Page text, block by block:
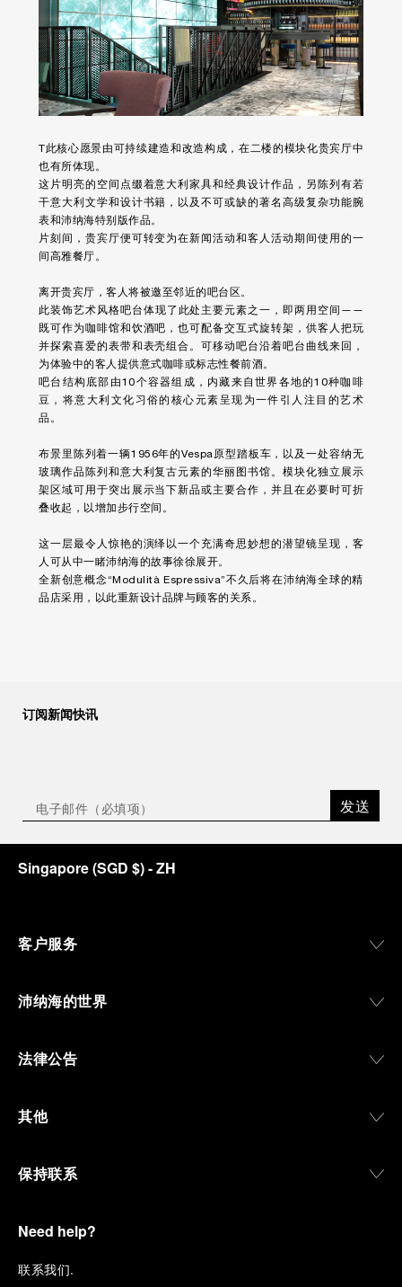
T此核心愿景由可持续建造和改造构成，在二楼的模块化贵宾厅中
也有所体现。
这片明亮的空间点缀着意大利家具和经典设计作品，另陈列有若
干意大利文学和设计书籍，以及不可或缺的著名高级复杂功能腕
表和沛纳海特别版作品。
片刻间，贵宾厅便可转变为在新闻活动和客人活动期间使用的一
间高雅餐厅。
离开贵宾厅，客人将被邀至邻近的吧台区。
此装饰艺术风格吧台体现了此处主要元素之一，即两用空间——
既可作为咖啡馆和饮酒吧，也可配备交互式旋转架，供客人把玩
并探索喜爱的表带和表壳组合。可移动吧台沿着吧台曲线来回，
为体验中的客人提供意式咖啡或标志性餐前酒。
吧台结构底部由10个容器组成，内藏来自世界各地的10种咖啡
豆，将意大利文化习俗的核心元素呈现为一件引人注目的艺术
品。
布景里陈列着一辆1956年的Vespa原型踏板车，以及一处容纳无
玻璃作品陈列和意大利复古元素的华丽图书馆。模块化独立展示
架区域可用于突出展示当下新品或主要合作，并且在必要时可折
叠收起，以增加步行空间。
这一层最令人惊艳的演绎以一个充满奇思妙想的潜望镜呈现，客
人可从中一睹沛纳海的故事徐徐展开。
全新创意概念“Modulità Espressiva”不久后将在沛纳海全球的精
品店采用，以此重新设计品牌与顾客的关系。
订阅新闻快讯
发送
Singapore(SGD $)- ZH
客户服务
沛纳海的世界
法律公告
其他
保持联系
Need help?
联系我们.